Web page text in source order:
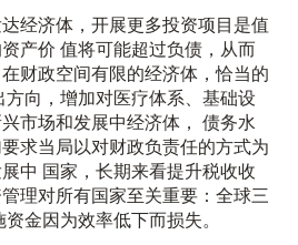
经济体，开展更多投资项目是值
产价 值将可能超过负债，从而
财政空间有限的经济体，恰当的
向，增加对医疗体系、基础设
市场和发展中经济体， 债务水
求当局以对财政负责任的方式为
中 国家，长期来看提升税收收
理对所有国家至关重要：全球三
金因为效率低下而损失。